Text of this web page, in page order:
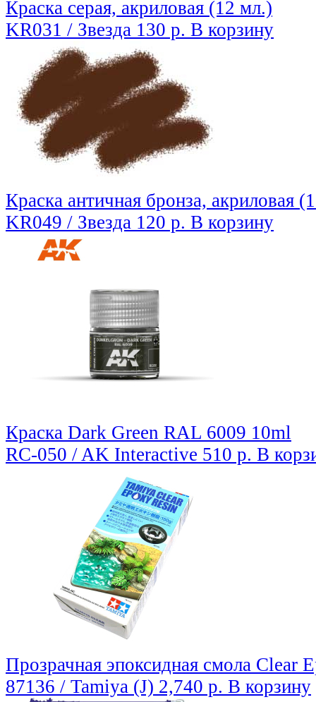
Краска серая, акриловая (12 мл.)
KR031 / Звезда 130 р. В корзину
Краска античная бронза, акриловая
KR049 / Звезда 120 р. В корзину
Краска Dark Green RAL 6009 10ml
RC-050 / AK Interactive 510 р. В
Прозрачная эпоксидная смола Clear
87136 / Tamiya (J) 2,740 р. В корзину